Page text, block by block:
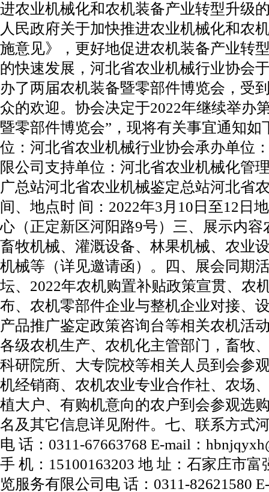
进农业机械化和农机装备产业转型升级
人民政府关于加快推进农业机械化和农
施意见》，更好地促进农机装备产业转
的快速发展，河北省农业机械行业协会
办了两届农机装备暨零部件博览会，受
众的欢迎。协会决定于2022年继续举办
暨零部件博览会”，现将有关事宜通知
位：河北省农业机械行业协会承办单位
限公司支持单位：河北省农业机械化管
广总站河北省农业机械鉴定总站河北省
间、地点时 间：2022年3月10日至12日
心（正定新区河阳路9号）三、展示内
畜牧机械、灌溉设备、林果机械、农业
机械等（详见邀请函）。四、展会同期
坛、2022年农机购置补贴政策宣贯、农
布、农机零部件企业与整机企业对接、
产品推广鉴定政策咨询台等相关农机活
各级农机生产、农机化主管部门，畜牧
科研院所、大专院校等相关人员到会参
机经销商、农机农业专业合作社、农场
植大户、有购机意向的农户到会参观选
名及其它信息详见附件。七、联系方式
电 话：0311-67663768 E-mail：
手 机：15100163203 地 址：石家庄市
览服务有限公司电 话：0311-82621580 E-